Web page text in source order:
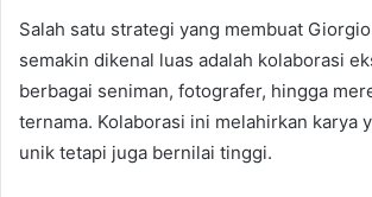
Salah satu strategi yang membuat
semakin dikenal luas adalah kolaborasi
berbagai seniman, fotografer, hingga
ternama. Kolaborasi ini melahirkan karya
unik tetapi juga bernilai tinggi.